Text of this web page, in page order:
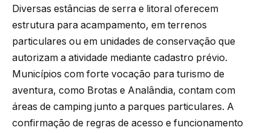
Diversas estâncias de serra e litoral oferecem
estrutura para acampamento, em terrenos
particulares ou em unidades de conservação que
autorizam a atividade mediante cadastro prévio.
Municípios com forte vocação para turismo de
aventura, como Brotas e Analândia, contam com
áreas de camping junto a parques particulares. A
confirmação de regras de acesso e funcionamento